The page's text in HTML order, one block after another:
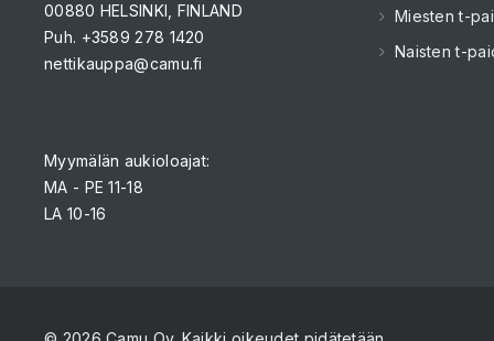
00880 HELSINKI, FINLAND
Puh. +3589 278 1420
nettikauppa@camu.fi
Myymälän aukioloajat:
MA - PE 11-18
LA 10-16
Miesten t-
Naisten t-